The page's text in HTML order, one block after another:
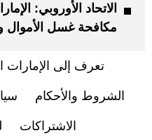
الاتحاد الأوروبي:
مكافحة غسل الأموال
تعرف إلى الإمارات
الشروط والأحكام
الاشتراكات